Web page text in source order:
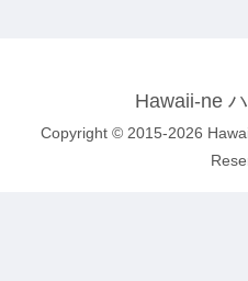
Hawaii-ne
Copyright © 2015-2026